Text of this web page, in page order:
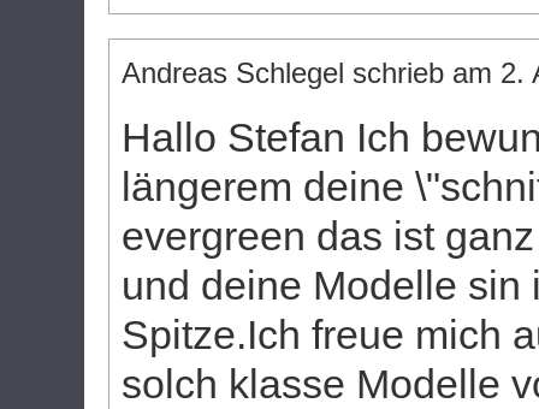
Andreas Schlegel schrieb am 2.
Hallo Stefan Ich
längerem deine
evergreen das ist
und deine Modelle sin
Spitze.Ich freue mich
solch klasse Modelle